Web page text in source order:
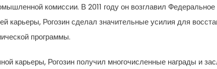
комиссии. В 2011 году он возглавил Федеральное
карьеры, Рогозин сделал значительные усилия для
программы.
карьеры, Рогозин получил многочисленные награды и